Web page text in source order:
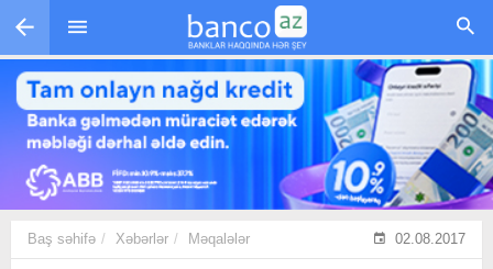
Skip to main content
Baş səhifə Xəbərlər Məqalələr 02.08.2017